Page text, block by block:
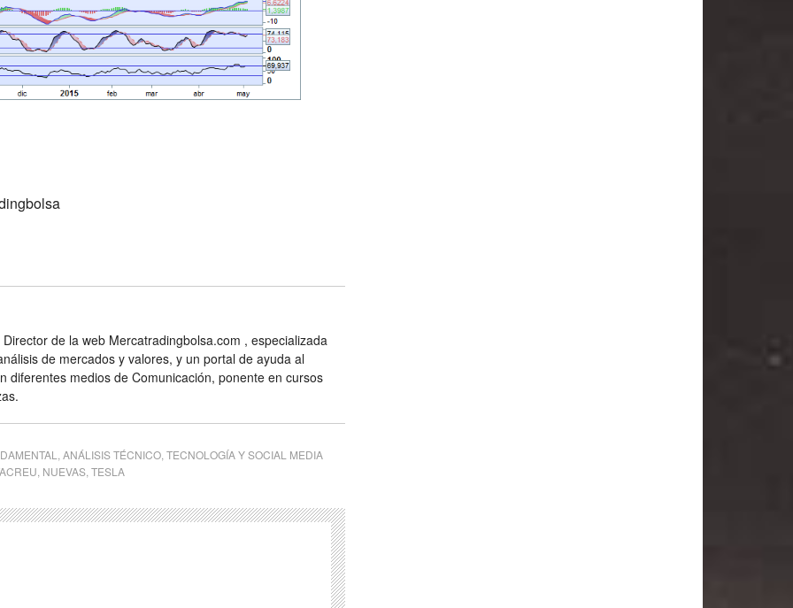
de la web Mercatradingbolsa.com , especializada
de mercados y valores, y un portal de ayuda al
diferentes medios de Comunicación, ponente en cursos
ANÁLISIS TÉCNICO TECNOLOGÍA Y SOCIAL MEDIA
NUEVAS TESLA